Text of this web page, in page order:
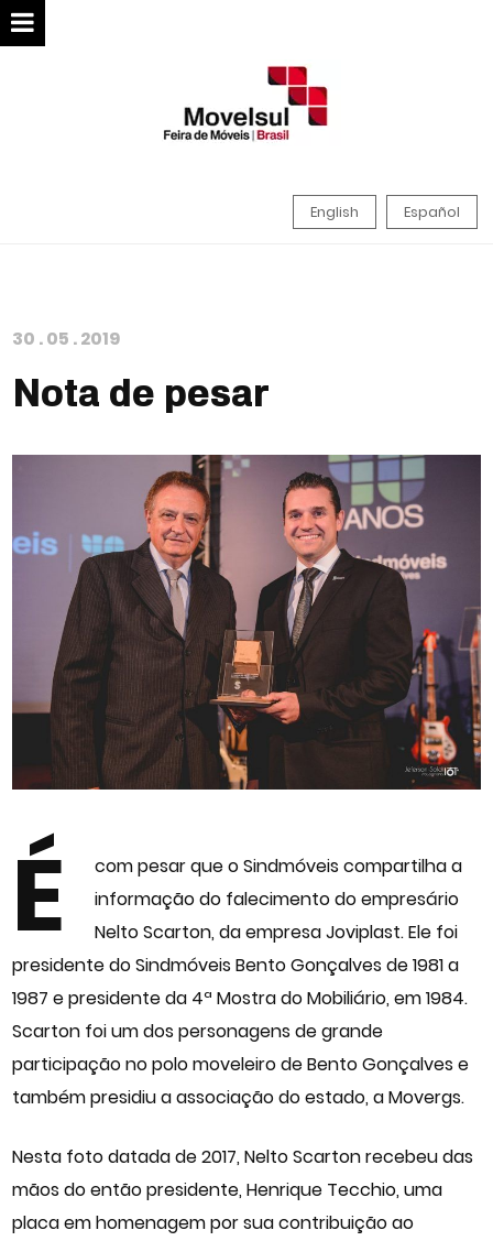
English Español
30 .05 .2019
Nota de pesar
É
com pesar que o Sindmóveis compartilha a
informação do falecimento do empresário
Nelto Scarton, da empresa Joviplast. Ele foi
presidente do Sindmóveis Bento Gonçalves de 1981 a
1987 e presidente da 4ª Mostra do Mobiliário, em 1984.
Scarton foi um dos personagens de grande
participação no polo moveleiro de Bento Gonçalves e
também presidiu a associação do estado, a Movergs.
Nesta foto datada de 2017, Nelto Scarton recebeu das
mãos do então presidente, Henrique Tecchio, uma
placa em homenagem por sua contribuição ao